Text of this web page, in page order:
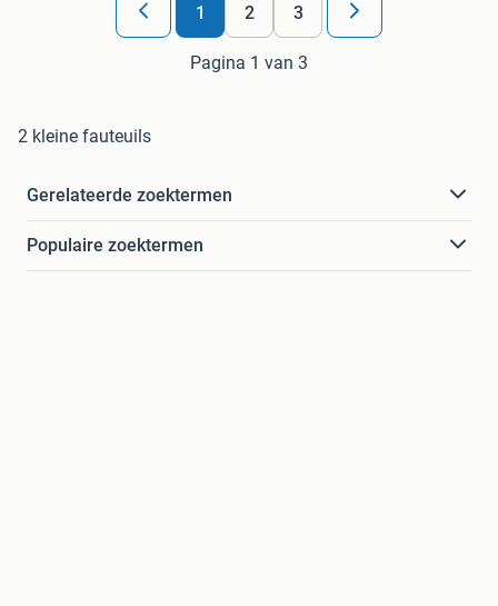
1 2 3
Pagina 1 van 3
2 kleine fauteuils
Gerelateerde zoektermen
Populaire zoektermen